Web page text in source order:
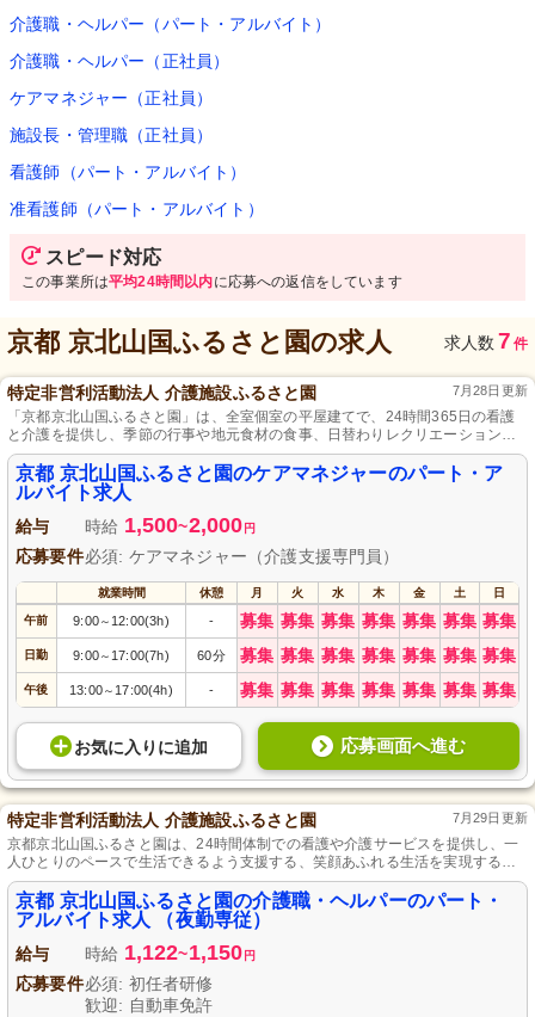
介護職・ヘルパー（パート・アルバイト）
介護職・ヘルパー（正社員）
ケアマネジャー（正社員）
施設長・管理職（正社員）
看護師（パート・アルバイト）
准看護師（パート・アルバイト）
スピード対応
この事業所は平均24時間以内に応募への返信をしています
京都 京北山国ふるさと園の求人 求人数 7 件
特定非営利活動法人 介護施設ふるさと園 7月28日更新
「京都京北山国ふるさと園」は、全室個室の平屋建てで、24時間365日の看護
と介護を提供し、季節の行事や地元食材の食事、日替わりレクリエーションが
充実した自然に親しめる施設です。
京都 京北山国ふるさと園のケアマネジャーのパート・ア
ルバイト求人
給与 時給 1,500~2,000 円
応募要件必須: ケアマネジャー（介護支援専門員）
就業時間 休憩 月 火 水 木 金 土 日
午前 9:00～12:00(3h) - 募集 募集 募集 募集 募集 募集 募集
日勤 9:00～17:00(7h) 60分 募集 募集 募集 募集 募集 募集 募集
午後 13:00～17:00(4h) - 募集 募集 募集 募集 募集 募集 募集
お気に入り に追加 応募画面へ進む
特定非営利活動法人 介護施設ふるさと園 7月29日更新
京都京北山国ふるさと園は、24時間体制での看護や介護サービスを提供し、一
人ひとりのペースで生活できるよう支援する、笑顔あふれる生活を実現する介
護付き有料老人ホームです。
京都 京北山国ふるさと園の介護職・ヘルパーのパート・
アルバイト求人 （夜勤専従）
給与 時給 1,122~1,150 円
応募要件必須: 初任者研修
歓迎: 自動車免許